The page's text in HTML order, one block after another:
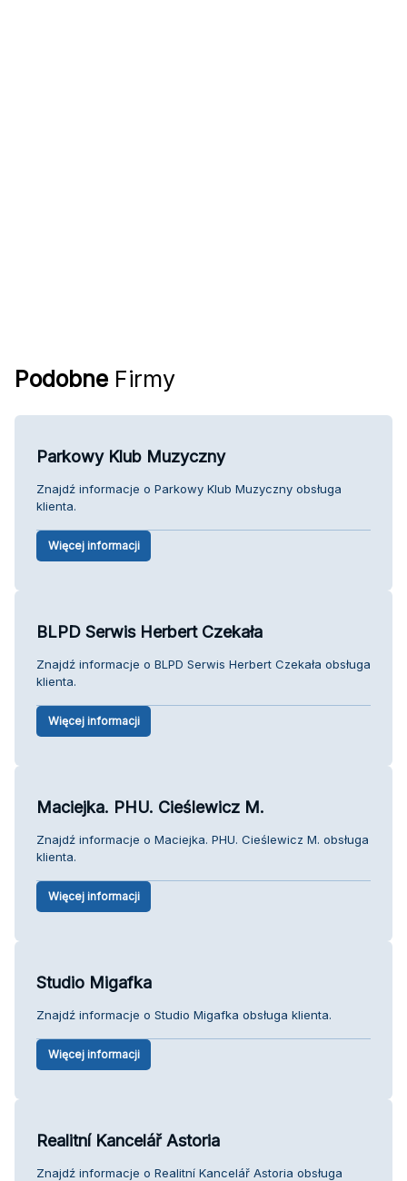
Podobne Firmy
Parkowy Klub Muzyczny
Znajdź informacje o Parkowy Klub Muzyczny obsługa
klienta.
Więcej informacji
BLPD Serwis Herbert Czekała
Znajdź informacje o BLPD Serwis Herbert Czekała obsługa
klienta.
Więcej informacji
Maciejka. PHU. Cieślewicz M.
Znajdź informacje o Maciejka. PHU. Cieślewicz M. obsługa
klienta.
Więcej informacji
Studio Migafka
Znajdź informacje o Studio Migafka obsługa klienta.
Więcej informacji
Realitní Kancelář Astoria
Znajdź informacje o Realitní Kancelář Astoria obsługa